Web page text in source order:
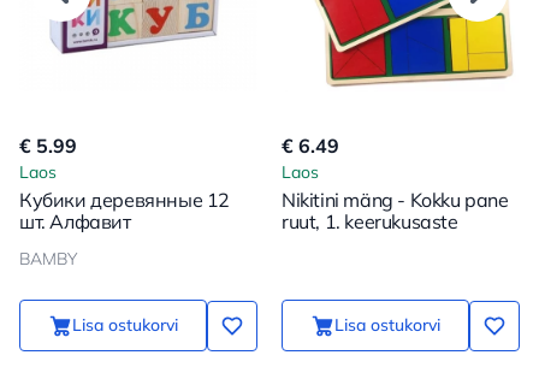
€ 5.99
Laos
Кубики деревянные 12
шт. Алфавит
BAMBY
Lisa ostukorvi
€ 6.49
Laos
Nikitini mäng - Kokku pane
ruut, 1. keerukusaste
Lisa ostukorvi